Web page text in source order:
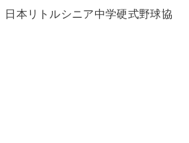
本リトルシニア中学硬式野球協